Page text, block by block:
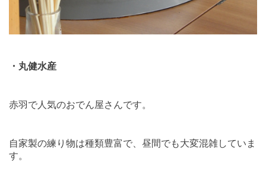
・丸健水産
赤羽で人気のおでん屋さんです。
自家製の練り物は種類豊富で、昼間でも大変混雑していま
す。